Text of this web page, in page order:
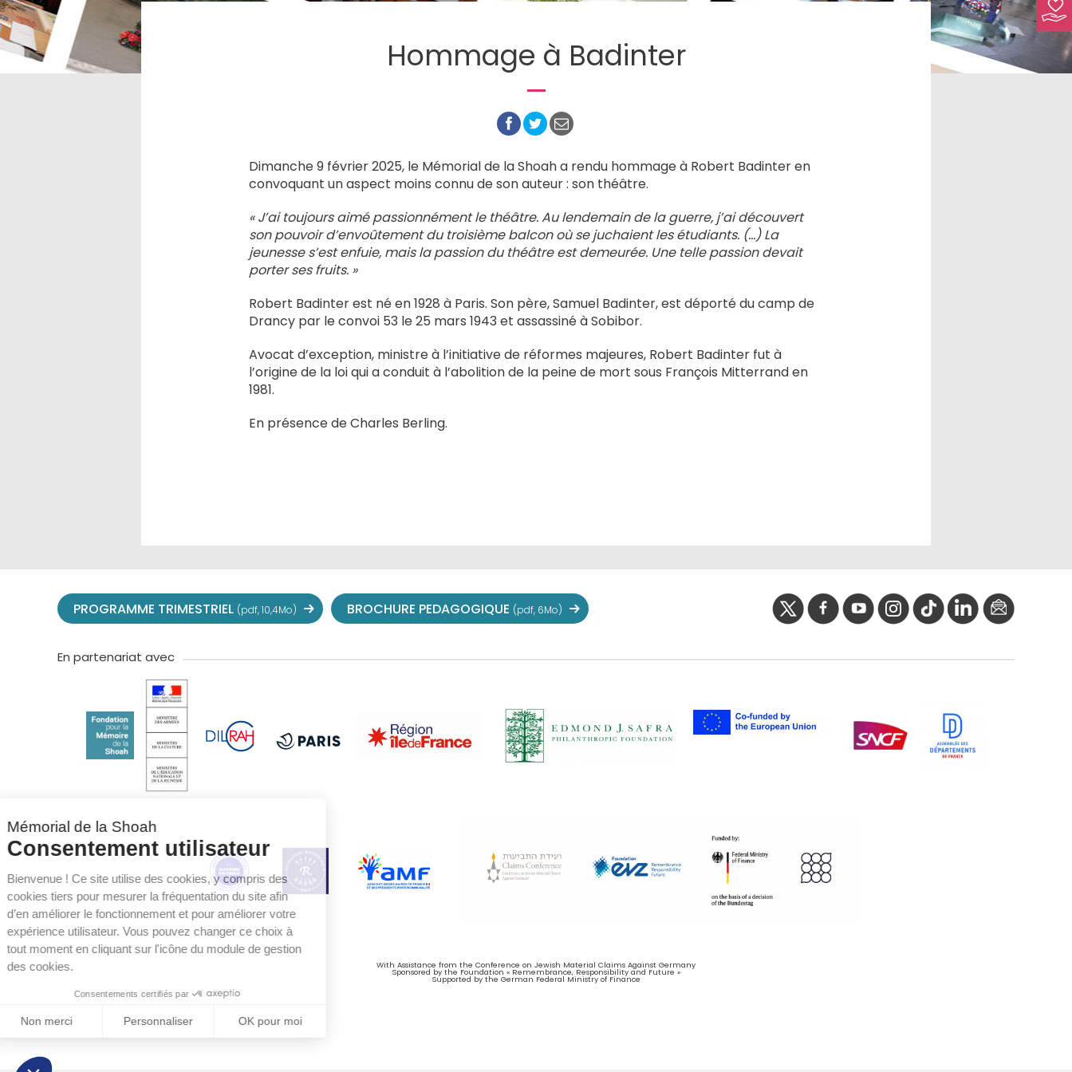
Hommage à Badinter
Dimanche 9 février 2025, le Mémorial de la Shoah a rendu hommage à Robert Badinter en
convoquant un aspect moins connu de son auteur : son théâtre.
« J’ai toujours aimé passionnément le théâtre. Au lendemain de la guerre, j’ai découvert
son pouvoir d’envoûtement du troisième balcon où se juchaient les étudiants. (…) La
jeunesse s’est enfuie, mais la passion du théâtre est demeurée. Une telle passion devait
porter ses fruits. »
Robert Badinter est né en 1928 à Paris. Son père, Samuel Badinter, est déporté du camp de
Drancy par le convoi 53 le 25 mars 1943 et assassiné à Sobibor.
Avocat d’exception, ministre à l’initiative de réformes majeures, Robert Badinter fut à
l’origine de la loi qui a conduit à l’abolition de la peine de mort sous François Mitterrand en
1981.
En présence de Charles Berling.
PROGRAMME TRIMESTRIEL (pdf, 10,4Mo) BROCHURE PEDAGOGIQUE (pdf, 6Mo)
En partenariat avec
With Assistance from the Conference on Jewish Material Claims Against Germany
Sponsored by the Foundation « Remembrance, Responsibility and Future »
Supported by the German Federal Ministry of Finance